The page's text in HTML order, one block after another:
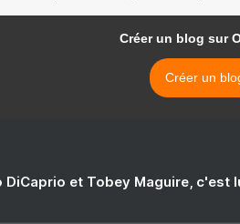
Créer un blog sur
Créer un
DiCaprio et Tobey Maguire, c'est